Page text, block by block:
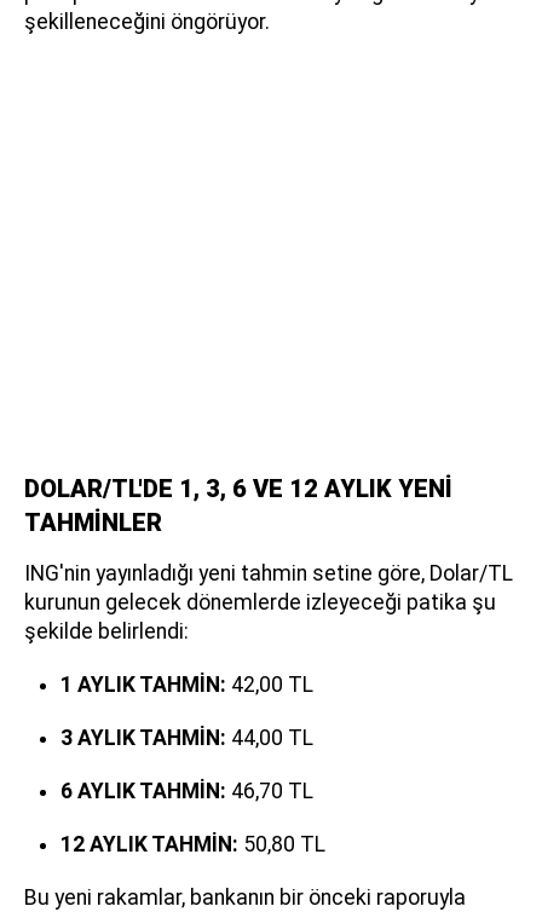
şekilleneceğini öngörüyor.
DOLAR/TL'DE 1, 3, 6 VE 12 AYLIK YENİ
TAHMİNLER
ING'nin yayınladığı yeni tahmin setine göre, Dolar/TL
kurunun gelecek dönemlerde izleyeceği patika şu
şekilde belirlendi:
1 AYLIK TAHMİN: 42,00 TL
3 AYLIK TAHMİN: 44,00 TL
6 AYLIK TAHMİN: 46,70 TL
12 AYLIK TAHMİN: 50,80 TL
Bu yeni rakamlar, bankanın bir önceki raporuyla